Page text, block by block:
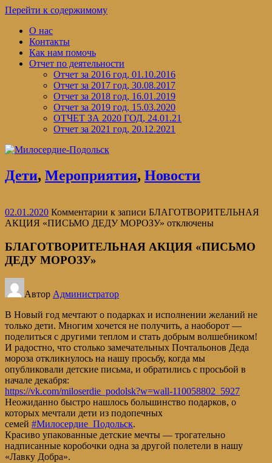
Перейти к содержимому
О нас
Контакты
Как нам помочь
Отчет по деятельности
Отчет за 2016 год, 01.10.2016
Отчет за 2017 год, 30.08.2017
Отчет за 2018 год, 16.01.2019
Отчет за 2019 год, 15.03.2020
ОТЧЕТ ЗА 2020 ГОД, 24.01.21
Отчет за 2021 год, 20.12.2021
Дети, Мероприятия, Новости
02.01.2020 Комментарии к записи БЛАГОТВОРИТЕЛЬНАЯ
АКЦИЯ «ПИСЬМО ДЕДУ МОРОЗУ» отключены
БЛАГОТВОРИТЕЛЬНАЯ АКЦИЯ «ПИСЬМО
ДЕДУ МОРОЗУ»
Автор Администратор
В Новый год мечтают о подарках и исполнении желаний не
только дети. Многим хочется не получить, а наоборот —
поделиться с другими теплом и стать добрым волшебником!
И радостно, что столько замечательных Почтальонов Деда
мороза откликнулось на нашу просьбу, когда мы
опубликовали детские письма, и обратились с просьбой в
начале декабря:
https://vk.com/miloserdie_podolsk?w=wall-110058802_5927
Неожиданно быстро нашлось большинство подарков, о
которых мечтали дети из подопечных
семей #Милосердие_Подольск.
Красиво упакованные детские мечты — трогательно
надписанные коробочки одна за другой полетели в нашу
«Лавку Добра».